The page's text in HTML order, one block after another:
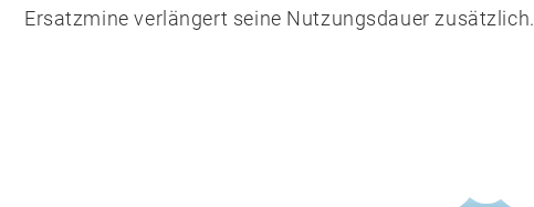
Ersatzmine verlängert seine Nutzungsdauer zusätzlich.